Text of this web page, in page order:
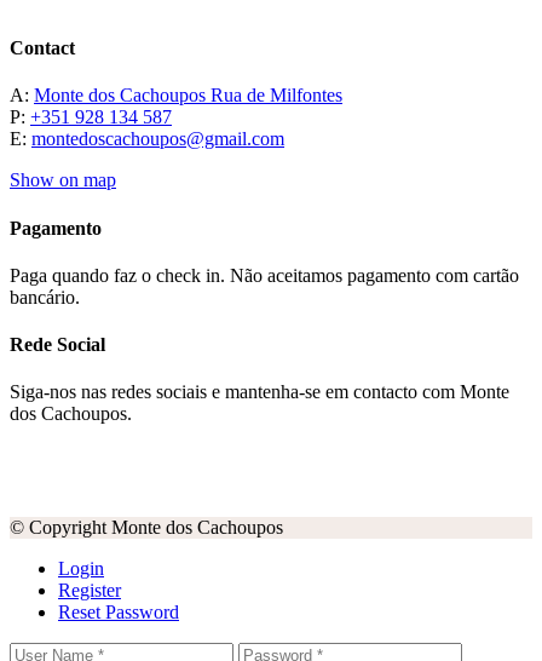
Contact
A: Monte dos Cachoupos Rua de Milfontes
P: +351 928 134 587
E: montedoscachoupos@gmail.com
Show on map
Pagamento
Paga quando faz o check in. Não aceitamos pagamento com cartão
bancário.
Rede Social
Siga-nos nas redes sociais e mantenha-se em contacto com Monte
dos Cachoupos.
© Copyright Monte dos Cachoupos
Login
Register
Reset Password